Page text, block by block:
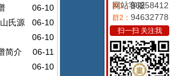
06-10
06-10
氏源
06-10
06-11
简介
06-10
网站客服
群1：96258412
群2： 94632778
扫一扫 关注我